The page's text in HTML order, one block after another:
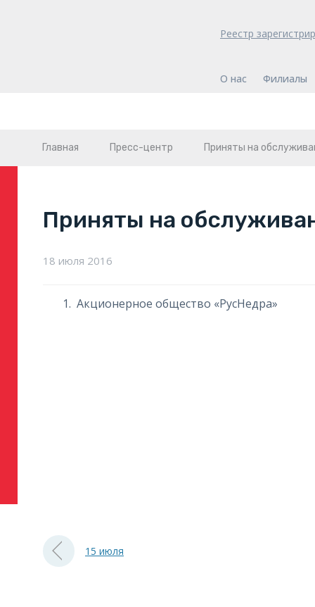
Реестр
О нас Филиалы
Главная Пресс-центр Приняты на
Приняты на
18 июля 2016
Акционерное общество «РусНедра»
15 июля